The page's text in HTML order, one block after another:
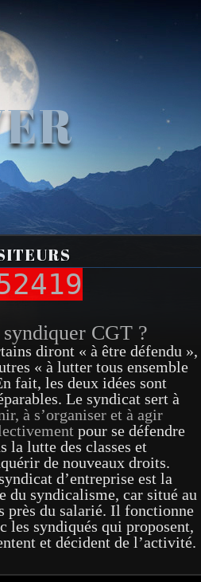
syndiquer CGT ?
diront « à être défendu »,
« à lutter tous ensemble
fait, les deux idées sont
Le syndicat sert à
à s’organiser et à agir
pour se défendre
la lutte des classes et
de nouveaux droits.
d’entreprise est la
du syndicalisme, car situé au
près du salarié. Il fonctionne
les syndiqués qui proposent,
et décident de l’activité.